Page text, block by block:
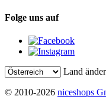
Folge uns auf
Land
© 2010-2026 niceshops